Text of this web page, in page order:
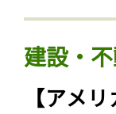
建設・
【アメ